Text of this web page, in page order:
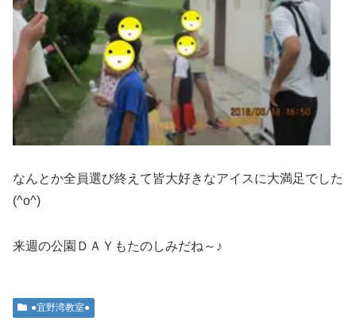
なんとか全員選び終えて皆大好きなアイスに大満足でした
(^o^)
来週の公園ＤＡＹもたのしみだね～♪
●宜野湾教室●